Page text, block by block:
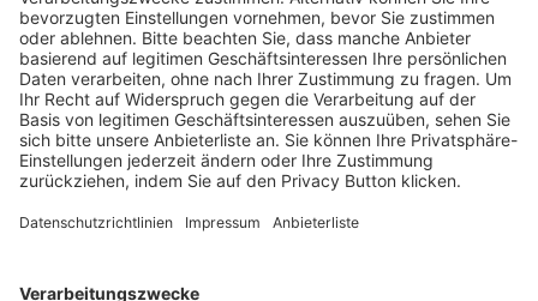
Schulungsangebot Vereinsmitarbeiter
BFV-Geschäftsstellen
Trainerbörse
Login SpielPlus
FOLGE DEM BFV